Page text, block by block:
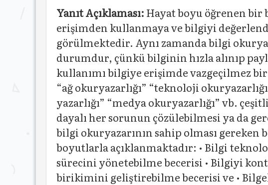
Yanıt Açıklaması: Hayat boyu öğrenen
erişimden kullanmaya ve bilgiyi
görülmektedir. Aynı zamanda bilgi
durumdur, çünkü bilginin hızla alınıp
kullanımı bilgiye erişimde vazgeçilmez
“ağ okuryazarlığı” “teknoloji
yazarlığı” “medya okuryazarlığı” vb.
dayalı her sorunun çözülebilmesi ya da
bilgi okuryazarının sahip olması gereken
boyutlarla açıklanmaktadır: • Bilgi
sürecini yönetebilme becerisi • Bilgiyi
birikimini geliştirebilme becerisi ve •